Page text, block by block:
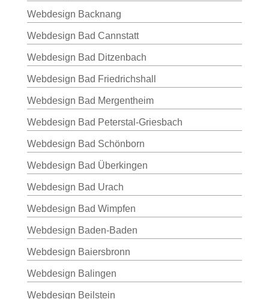
Webdesign Backnang
Webdesign Bad Cannstatt
Webdesign Bad Ditzenbach
Webdesign Bad Friedrichshall
Webdesign Bad Mergentheim
Webdesign Bad Peterstal-Griesbach
Webdesign Bad Schönborn
Webdesign Bad Überkingen
Webdesign Bad Urach
Webdesign Bad Wimpfen
Webdesign Baden-Baden
Webdesign Baiersbronn
Webdesign Balingen
Webdesign Beilstein